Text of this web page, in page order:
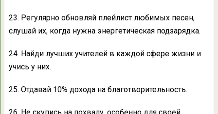
23. Регулярно обновляй плейлист любимых песен,
слушай их, когда нужна энергетическая подзарядка.
24. Найди лучших учителей в каждой сфере жизни и
учись у них.
25. Отдавай 10% дохода на благотворительность.